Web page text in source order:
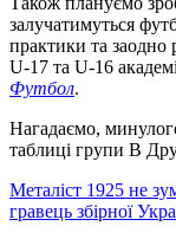
залучатимуться
практики та заодно
U-17 та U-16
Футбол.
Нагадаємо,
таблиці групи В
Металіст 1925 не
гравець збірної